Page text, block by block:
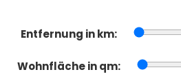
Entfernung in km:
Wohnfläche in qm: